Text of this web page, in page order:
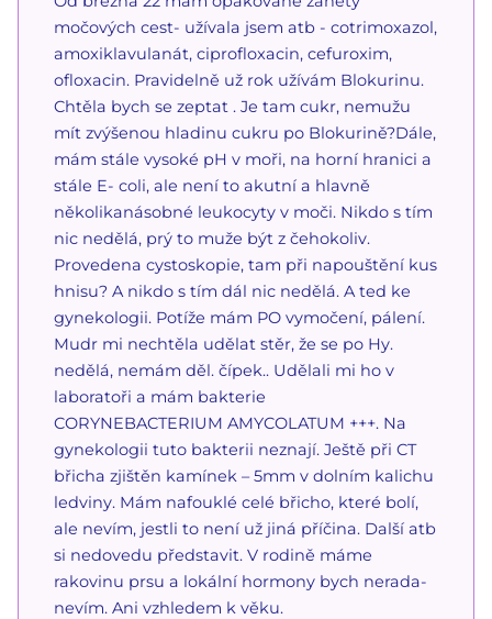
močových cest- užívala jsem atb - cotrimoxazol,
amoxiklavulanát, ciprofloxacin, cefuroxim,
ofloxacin. Pravidelně už rok užívám Blokurinu.
Chtěla bych se zeptat . Je tam cukr, nemužu
mít zvýšenou hladinu cukru po Blokurině?Dále,
mám stále vysoké pH v moři, na horní hranici a
stále E- coli, ale není to akutní a hlavně
několikanásobné leukocyty v moči. Nikdo s tím
nic nedělá, prý to muže být z čehokoliv.
Provedena cystoskopie, tam při napouštění kus
hnisu? A nikdo s tím dál nic nedělá. A ted ke
gynekologii. Potíže mám PO vymočení, pálení.
Mudr mi nechtěla udělat stěr, že se po Hy.
nedělá, nemám děl. čípek.. Udělali mi ho v
laboratoři a mám bakterie
CORYNEBACTERIUM AMYCOLATUM +++. Na
gynekologii tuto bakterii neznají. Ještě při CT
břicha zjištěn kamínek – 5mm v dolním kalichu
ledviny. Mám nafouklé celé břicho, které bolí,
ale nevím, jestli to není už jiná příčina. Další atb
si nedovedu představit. V rodině máme
rakovinu prsu a lokální hormony bych nerada-
nevím. Ani vzhledem k věku.